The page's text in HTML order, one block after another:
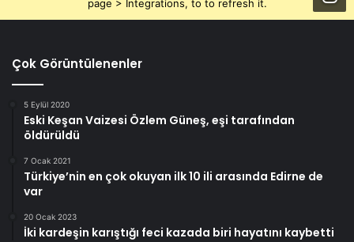
page > Integrations, to to refresh it.
Çok Görüntülenenler
5 Eylül 2020
Eski Keşan Vaizesi Özlem Güneş, eşi tarafından
öldürüldü
7 Ocak 2021
Türkiye’nin en çok okuyan ilk 10 ili arasında Edirne de
var
20 Ocak 2023
İki kardeşin karıştığı feci kazada biri hayatını kaybetti